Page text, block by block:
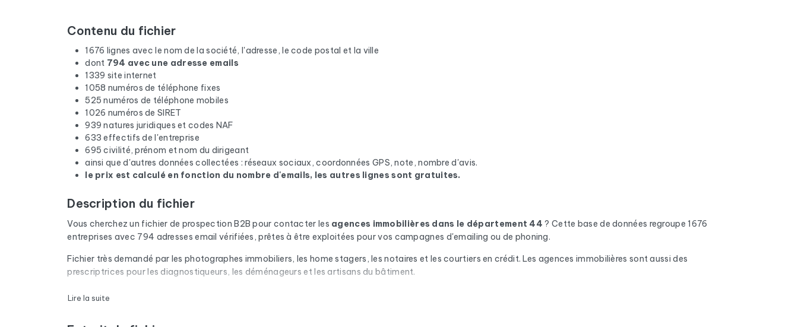
Contenu du fichier
1676 lignes avec le nom de la société, l'adresse, le code postal et la ville
dont 794 avec une adresse emails
1339 site internet
1058 numéros de téléphone fixes
525 numéros de téléphone mobiles
1026 numéros de SIRET
939 natures juridiques et codes NAF
633 effectifs de l'entreprise
695 civilité, prénom et nom du dirigeant
ainsi que d'autres données collectées : réseaux sociaux, coordonnées GPS, note, nombre d'avis.
le prix est calculé en fonction du nombre d'emails, les autres lignes sont gratuites.
Description du fichier
Vous cherchez un fichier de prospection B2B pour contacter les agences immobilières dans le département 44 ? Cette base de données regroupe 1676
entreprises avec 794 adresses email vérifiées, prêtes à être exploitées pour vos campagnes d'emailing ou de phoning.
Fichier très demandé par les photographes immobiliers, les home stagers, les notaires et les courtiers en crédit. Les agences immobilières sont aussi des
prescriptrices pour les diagnostiqueurs, les déménageurs et les artisans du bâtiment.
Chaque email du fichier passe par une vérification automatique via Cleanmylist.email avant d'être inclus. Les adresses invalides, les boîtes pleines et les
Lire la suite